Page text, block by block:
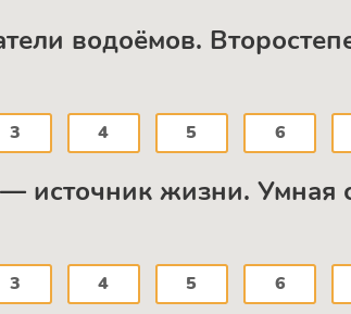
водоёмов.
3 4 5 6
источник жизни. Умная
3 4 5 6